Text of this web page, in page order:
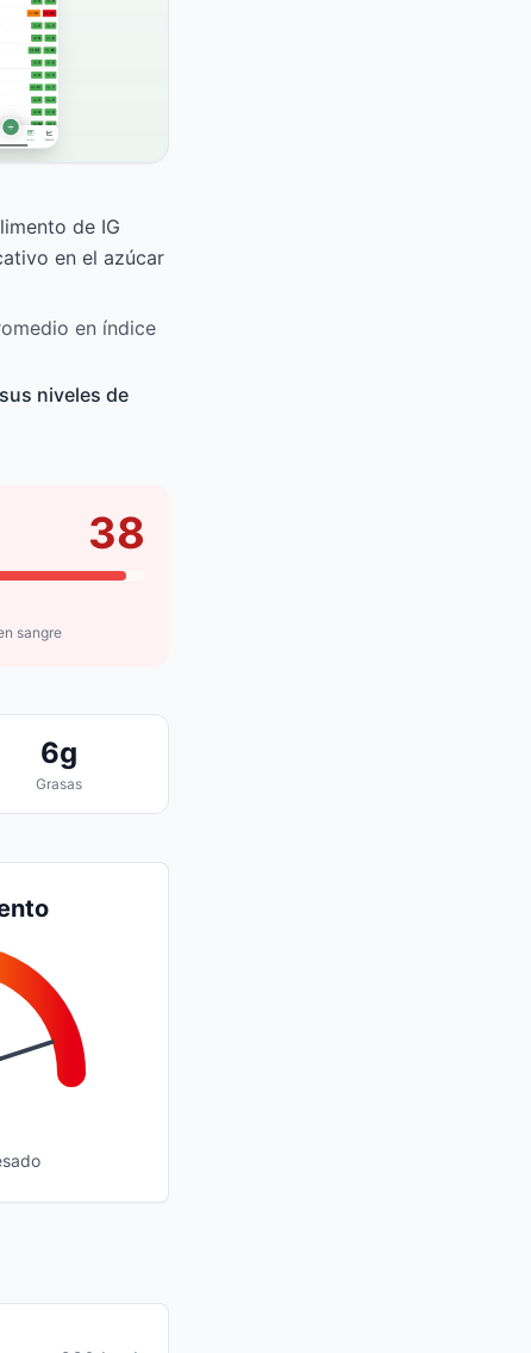
de IG
en el azúcar
en índice
niveles de
38
sangre
6g
Grasas